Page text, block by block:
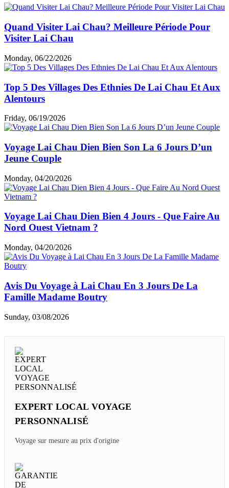
Quand Visiter Lai Chau? Meilleure Période Pour
Visiter Lai Chau
Monday, 06/22/2026
Top 5 Des Villages Des Ethnies De Lai Chau Et Aux
Alentours
Friday, 06/19/2026
Voyage Lai Chau Dien Bien Son La 6 Jours D’un
Jeune Couple
Monday, 04/20/2026
Voyage Lai Chau Dien Bien 4 Jours - Que Faire Au
Nord Ouest Vietnam ?
Monday, 04/20/2026
Avis Du Voyage à Lai Chau En 3 Jours De La
Famille Madame Boutry
Sunday, 03/08/2026
EXPERT LOCAL VOYAGE
PERSONNALISÉ
Voyage sur mesure au prix d'origine